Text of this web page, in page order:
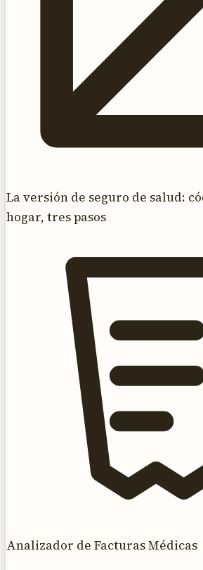
La versión de seguro de salud:
hogar, tres pasos
Analizador de Facturas Médicas